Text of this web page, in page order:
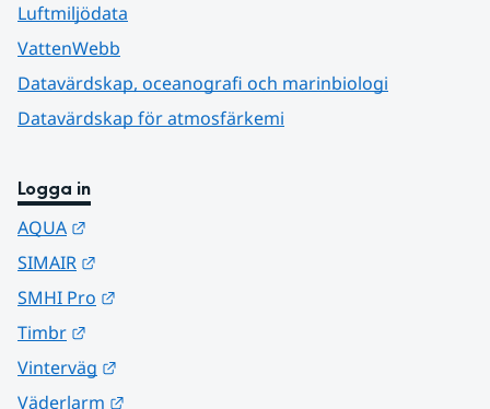
Luftmiljödata
VattenWebb
Datavärdskap, oceanografi och marinbiologi
Datavärdskap för atmosfärkemi
Logga in
AQUA
SIMAIR
SMHI Pro
Timbr
Vinterväg
Väderlarm